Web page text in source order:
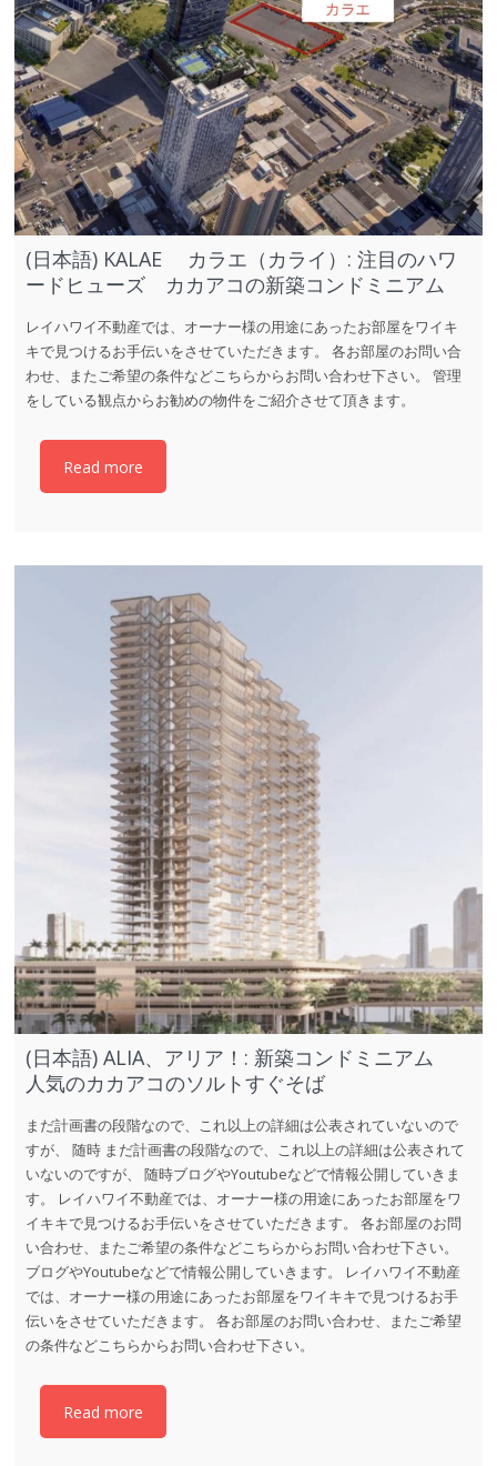
(日本語) KALAE カラエ（カライ）: 注目のハワ
ードヒューズ カカアコの新築コンドミニアム
レイハワイ不動産では、オーナー様の用途にあったお部屋をワイキ
キで見つけるお手伝いをさせていただきます。 各お部屋のお問い合
わせ、またご希望の条件などこちらからお問い合わせ下さい。 管理
をしている観点からお勧めの物件をご紹介させて頂きます。
Read more
(日本語) ALIA、アリア！: 新築コンドミニアム
人気のカカアコのソルトすぐそば
まだ計画書の段階なので、これ以上の詳細は公表されていないので
すが、 随時 まだ計画書の段階なので、これ以上の詳細は公表されて
いないのですが、 随時ブログやYoutubeなどで情報公開していきま
す。 レイハワイ不動産では、オーナー様の用途にあったお部屋をワ
イキキで見つけるお手伝いをさせていただきます。 各お部屋のお問
い合わせ、またご希望の条件などこちらからお問い合わせ下さい。
ブログやYoutubeなどで情報公開していきます。 レイハワイ不動産
では、オーナー様の用途にあったお部屋をワイキキで見つけるお手
伝いをさせていただきます。 各お部屋のお問い合わせ、またご希望
の条件などこちらからお問い合わせ下さい。
Read more